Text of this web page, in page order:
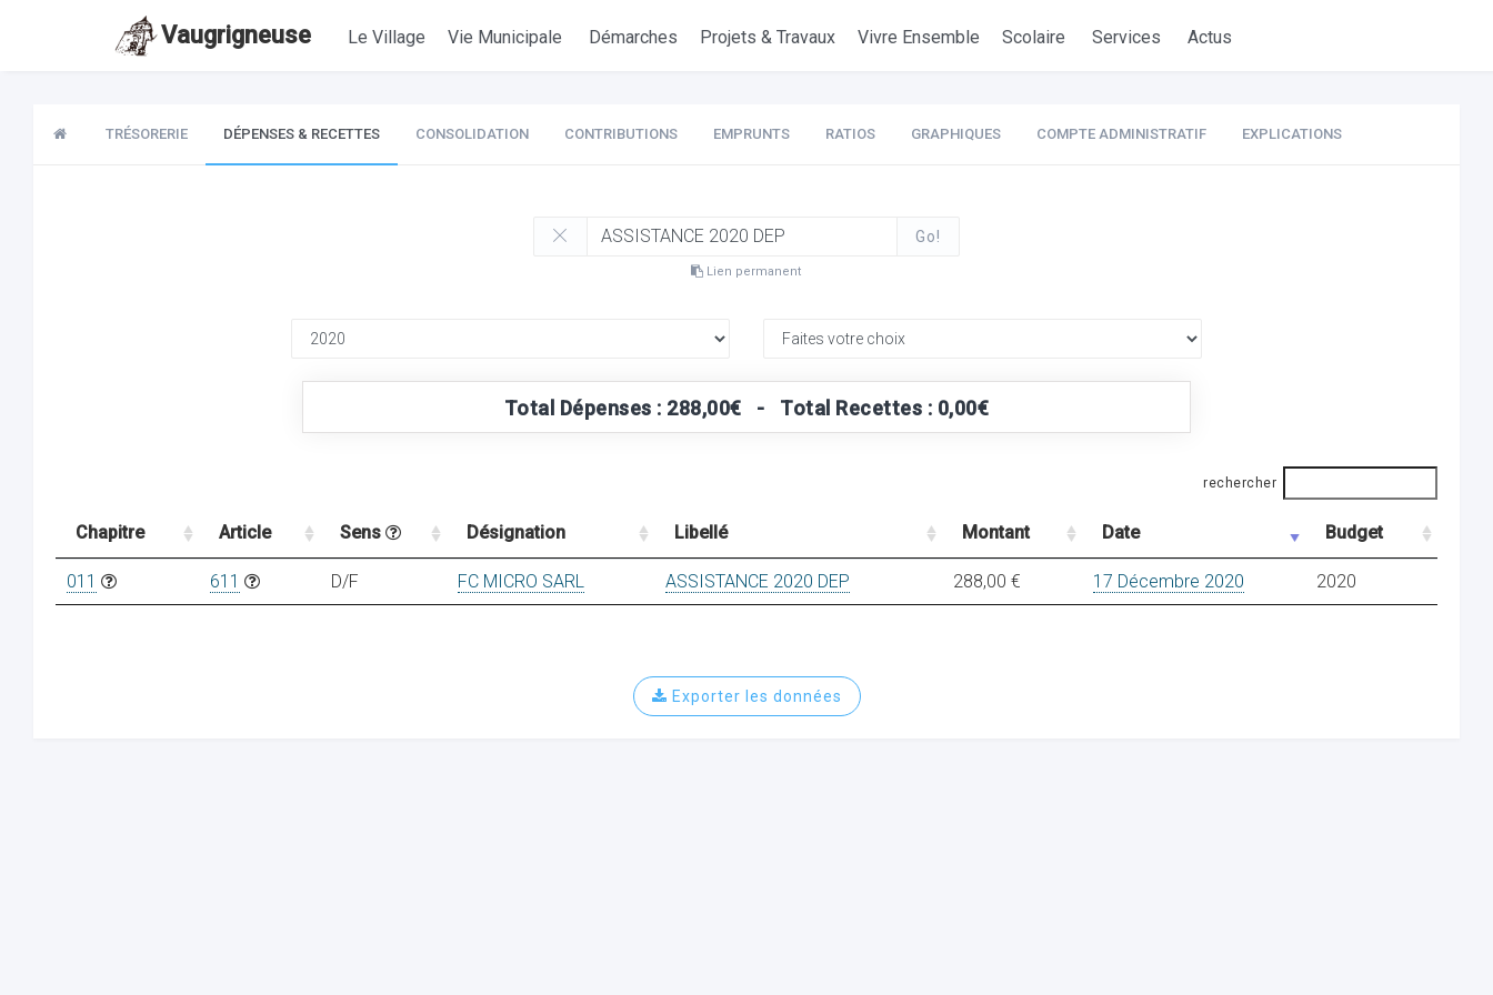
Vaugrigneuse Le Village Vie Municipale Démarches Projets & Travaux Vivre Ensemble Scolaire Services Actus
TRÉSORERIE DÉPENSES & RECETTES CONSOLIDATION CONTRIBUTIONS EMPRUNTS RATIOS GRAPHIQUES COMPTE ADMINISTRATIF EXPLICATIONS
Go!
Lien permanent
Total Dépenses : 288,00€ - Total Recettes : 0,00€
rechercher
Chapitre Article Sens Désignation Libellé Montant Date Budget
011 611 D/F FC MICRO SARL ASSISTANCE 2020 DEP 288,00 € 17 Décembre 2020 2020
Exporter les données